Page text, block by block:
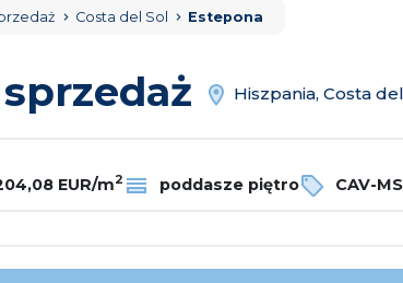
Costa del Sol Estepona
Hiszpania, Costa
EUR/m2 poddasze piętro CAV-